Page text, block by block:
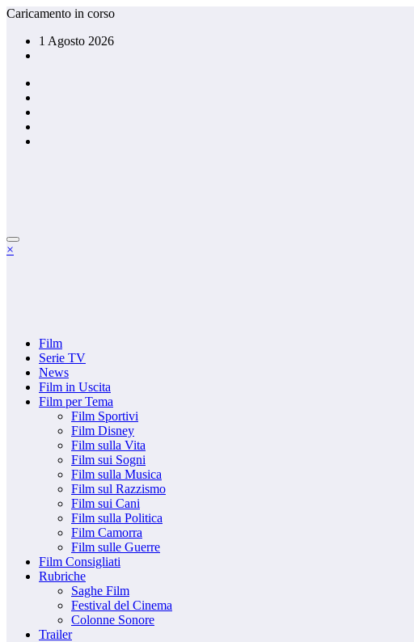
Vai
contenuto
Caricamento in corso
1 Agosto 2026
×
Film
Serie TV
News
Film in Uscita
Film per Tema
Film Sportivi
Film Disney
Film sulla Vita
Film sui Sogni
Film sulla Musica
Film sul Razzismo
Film sui Cani
Film sulla Politica
Film Camorra
Film sulle Guerre
Film Consigliati
Rubriche
Saghe Film
Festival del Cinema
Colonne Sonore
Trailer